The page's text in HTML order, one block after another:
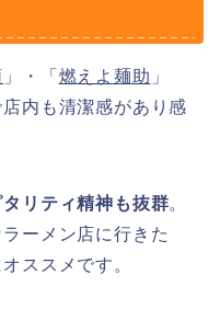
」・「 燃えよ麺助 」
内も清潔感があり感
リティ精神も抜群。
ーメン店に行きた
ススメです。